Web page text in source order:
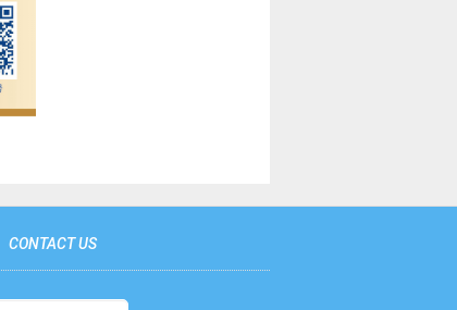
CONTACT US